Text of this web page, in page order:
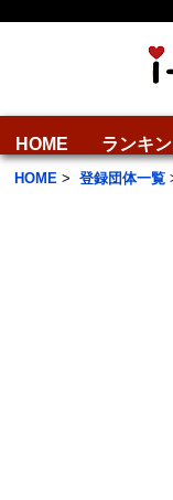
HOME ランキ
HOME > 登録団体一覧